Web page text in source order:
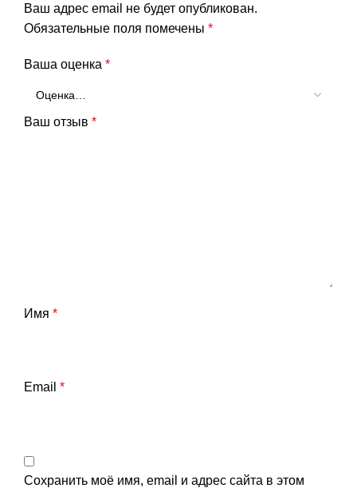
Ваш адрес email не будет опубликован.
Обязательные поля помечены *
Ваша оценка *
Ваш отзыв *
Имя *
Email *
Сохранить моё имя, email и адрес сайта в этом